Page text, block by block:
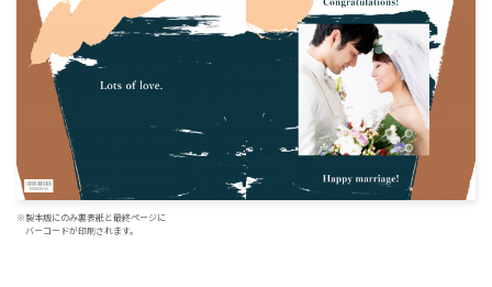
※製本版にのみ裏表紙と最終ページに
バーコードが印刷されます。